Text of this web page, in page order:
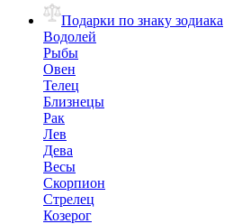
Подарки по знаку зодиака
Водолей
Рыбы
Овен
Телец
Близнецы
Рак
Лев
Дева
Весы
Скорпион
Стрелец
Козерог